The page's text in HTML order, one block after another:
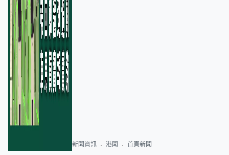
新聞資訊 港聞 首頁新聞